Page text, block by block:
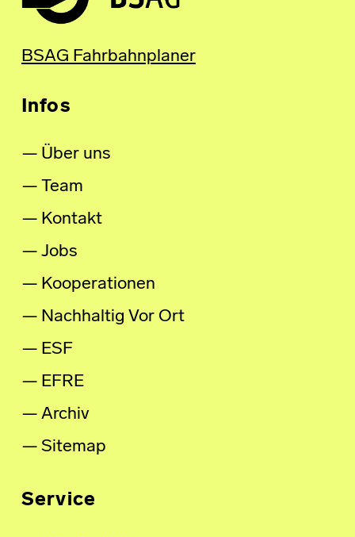
BSAG Fahrbahnplaner
Infos
Über uns
Team
Kontakt
Jobs
Kooperationen
Nachhaltig Vor Ort
ESF
EFRE
Archiv
Sitemap
Service